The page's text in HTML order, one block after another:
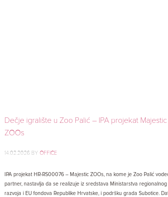
Dečje igralište u Zoo Palić – IPA projekat Majestic
ZOOs
14.02.2026 BY OFFICE
IPA projekat HR-RS00076 – Majestic ZOOs, na kome je Zoo Palić
partner, nastavlja da se realizuje iz sredstava Ministarstva regionalnog
razvoja i EU fondova Republike Hrvatske, i podršku grada Subotice.